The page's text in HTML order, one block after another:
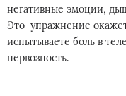
негативные эмоции,
Это упражнение
испытываете боль в
нервозность.